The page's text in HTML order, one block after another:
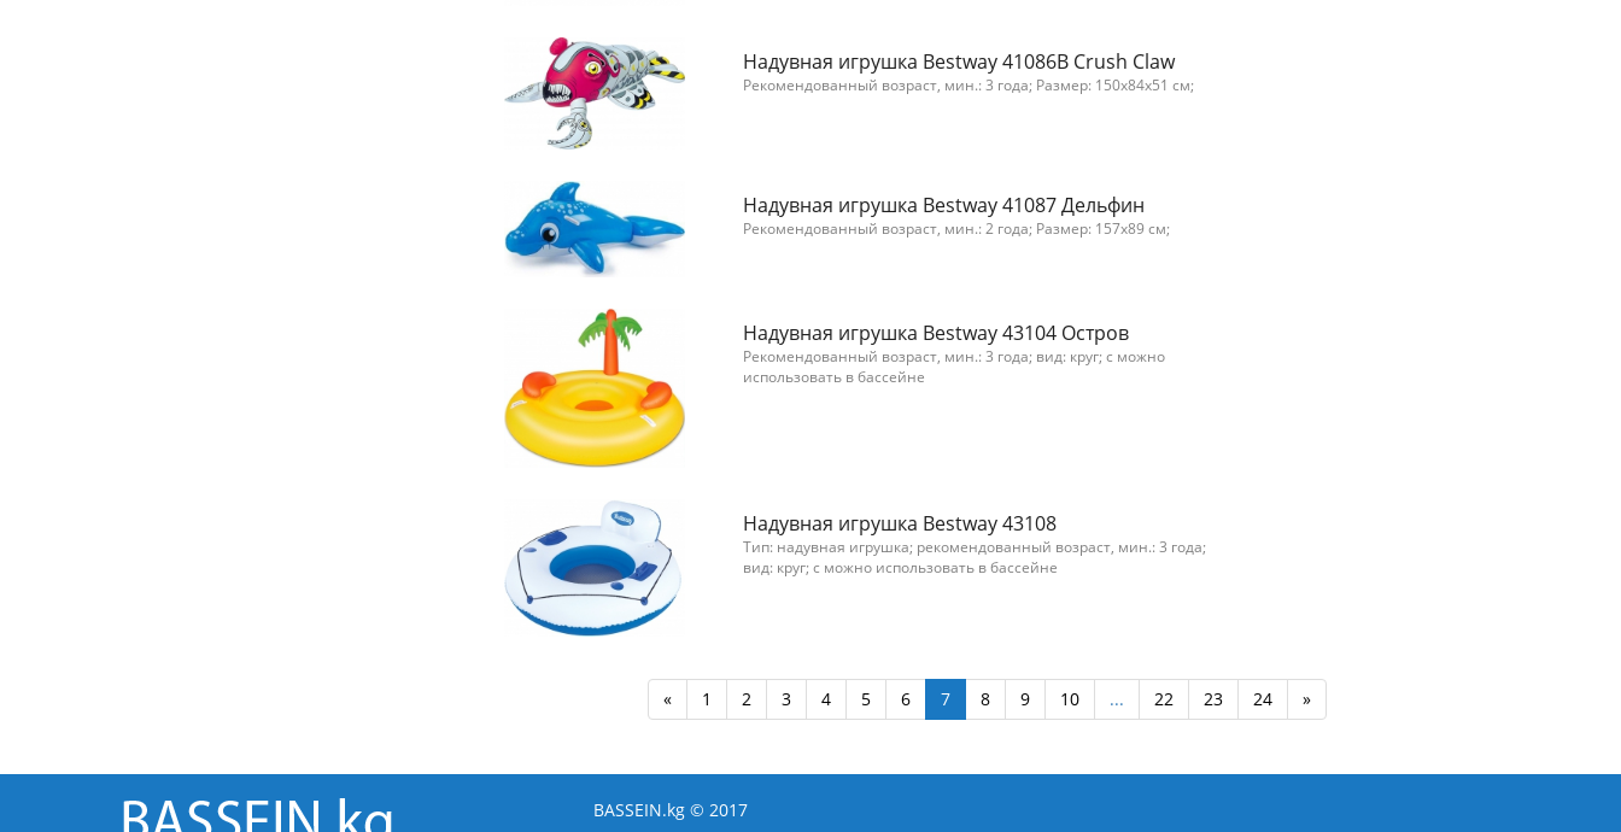
Надувная игрушка Bestway 41086B Crush Claw
Рекомендованный возраст, мин.: 3 года; Размер: 150x84x51 см;
Надувная игрушка Bestway 41087 Дельфин
Рекомендованный возраст, мин.: 2 года; Размер: 157x89 см;
Надувная игрушка Bestway 43104 Остров
Рекомендованный возраст, мин.: 3 года; вид: круг; с можно
использовать в бассейне
Надувная игрушка Bestway 43108
Тип: надувная игрушка; рекомендованный возраст, мин.: 3 года;
вид: круг; с можно использовать в бассейне
« 1 2 3 4 5 6 7 8 9 10 ... 22 23 24 »
BASSEIN.kg © 2017